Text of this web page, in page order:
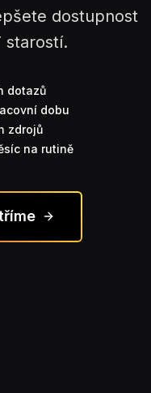
dostupnost
starostí.
dotazů
dobu
zdrojů
na rutině